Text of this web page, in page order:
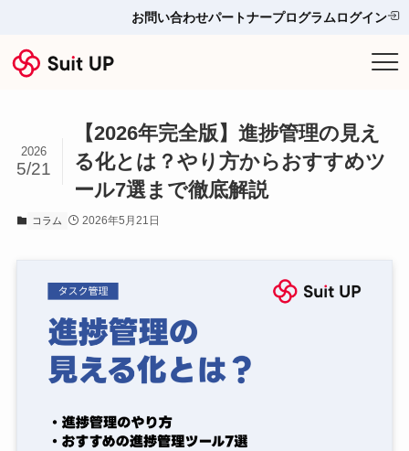
プランと料金
他ツールとの比較＆選び方
お役立ち情報
お問い合わせ
ログイン
お問い合わせパートナープログラムログイン
【2026年完全版】進捗管理の見え
る化とは？やり方からおすすめツ
ール7選まで徹底解説
2026
5/21
コラム 2026年5月21日